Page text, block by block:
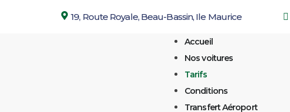
19, Route Royale, Beau-Bassin, Ile Maurice
Accueil
Nos voitures
Tarifs
Conditions
Transfert Aéroport